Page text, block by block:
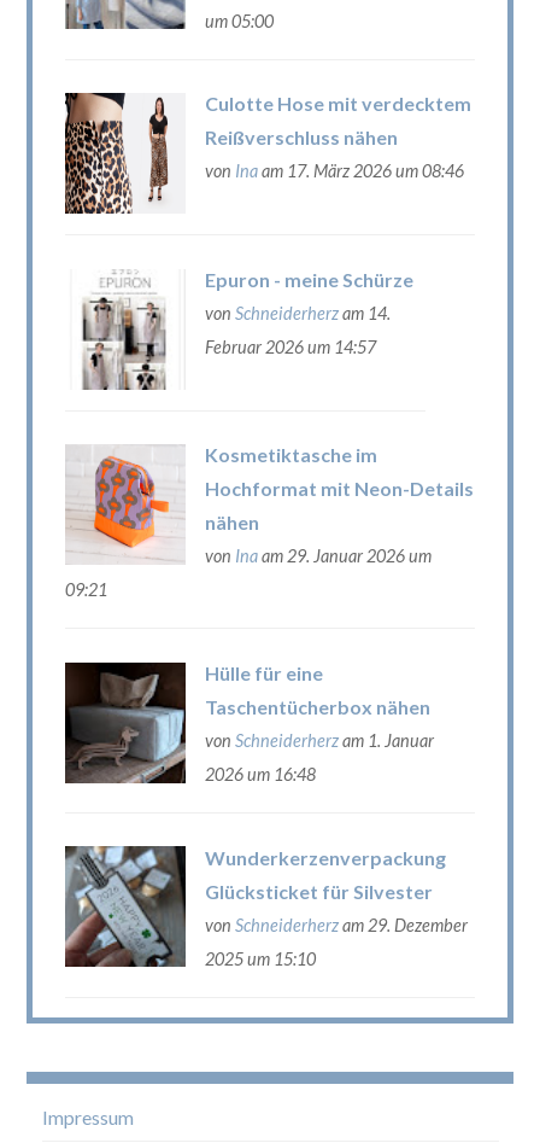
um 05:00
Culotte Hose mit verdecktem
Reißverschluss nähen
von Inaam 17. März 2026 um 08:46
Epuron - meine Schürze
von Schneiderherzam 14.
Februar 2026 um 14:57
Kosmetiktasche im
Hochformat mit Neon-Details
nähen
von Inaam 29. Januar 2026 um
09:21
Hülle für eine
Taschentücherbox nähen
von Schneiderherzam 1. Januar
2026 um 16:48
Wunderkerzenverpackung
Glücksticket für Silvester
von Schneiderherzam 29. Dezember
2025 um 15:10
Impressum